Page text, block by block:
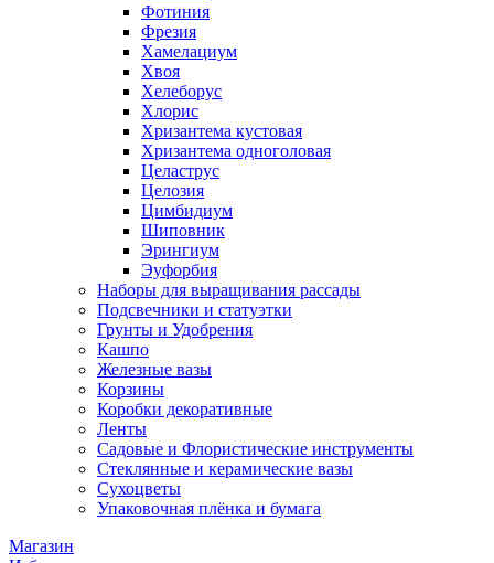
Фотиния
Фрезия
Хамелациум
Хвоя
Хелеборус
Хлорис
Хризантема кустовая
Хризантема одноголовая
Целаструс
Целозия
Цимбидиум
Шиповник
Эрингиум
Эуфорбия
Наборы для выращивания рассады
Подсвечники и статуэтки
Грунты и Удобрения
Кашпо
Железные вазы
Корзины
Коробки декоративные
Ленты
Садовые и Флористические инструменты
Стеклянные и керамические вазы
Сухоцветы
Упаковочная плёнка и бумага
Магазин